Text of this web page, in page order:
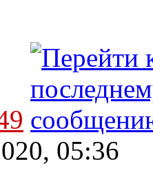
05:36